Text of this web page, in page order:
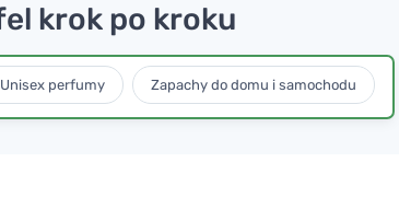
krok po kroku
Unisex perfumy Zapachy do domu i samochodu